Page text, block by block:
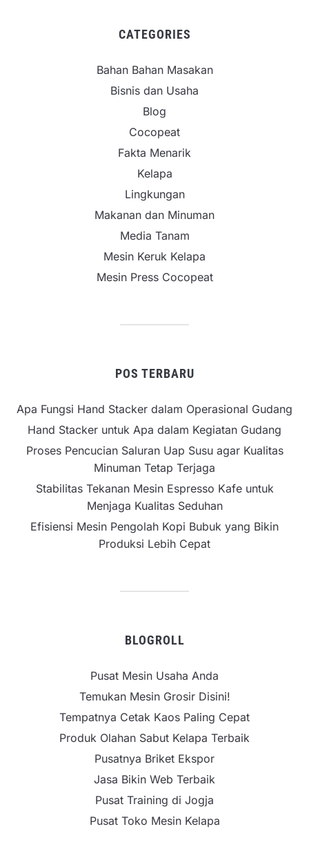
CATEGORIES
Bahan Bahan Masakan
Bisnis dan Usaha
Blog
Cocopeat
Fakta Menarik
Kelapa
Lingkungan
Makanan dan Minuman
Media Tanam
Mesin Keruk Kelapa
Mesin Press Cocopeat
POS TERBARU
Apa Fungsi Hand Stacker dalam Operasional Gudang
Hand Stacker untuk Apa dalam Kegiatan Gudang
Proses Pencucian Saluran Uap Susu agar Kualitas
Minuman Tetap Terjaga
Stabilitas Tekanan Mesin Espresso Kafe untuk
Menjaga Kualitas Seduhan
Efisiensi Mesin Pengolah Kopi Bubuk yang Bikin
Produksi Lebih Cepat
BLOGROLL
Pusat Mesin Usaha Anda
Temukan Mesin Grosir Disini!
Tempatnya Cetak Kaos Paling Cepat
Produk Olahan Sabut Kelapa Terbaik
Pusatnya Briket Ekspor
Jasa Bikin Web Terbaik
Pusat Training di Jogja
Pusat Toko Mesin Kelapa